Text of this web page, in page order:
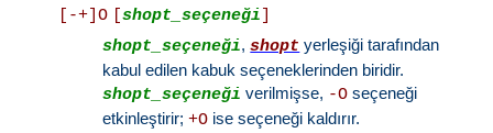
[-+]O [shopt_seçeneği
shopt_seçeneği,shopt yerleşiği tarafından
kabul edilen kabuk seçeneklerinden biridir.
shopt_seçeneği verilmişse, -O seçeneği
etkinleştirir;+O ise seçeneği kaldırır.